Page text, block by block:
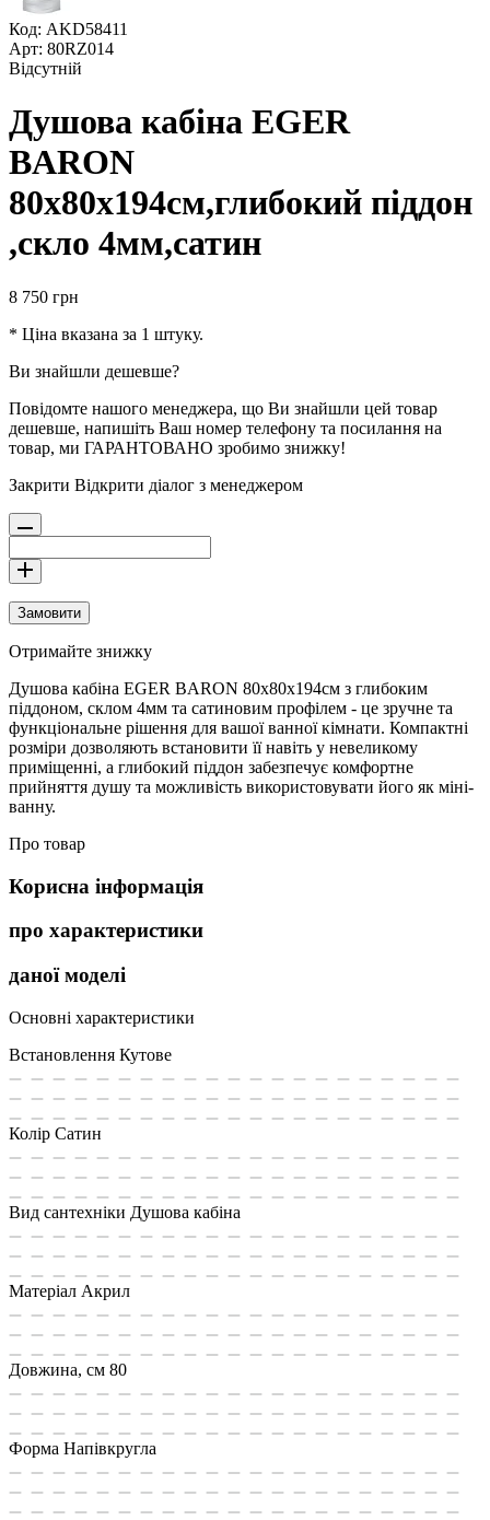
Код: AKD58411
Арт: 80RZ014
Відсутній
Душова кабіна EGER
BARON
80х80х194см,глибокий піддон
,скло 4мм,сатин
8 750 грн
* Ціна вказана за 1 штуку.
Ви знайшли дешевше?
Повідомте нашого менеджера, що Ви знайшли цей товар
дешевше, напишіть Ваш номер телефону та посилання на
товар, ми ГАРАНТОВАНО зробимо знижку!
Закрити Відкрити діалог з менеджером
Замовити
Отримайте знижку
Душова кабіна EGER BARON 80х80х194см з глибоким
піддоном, склом 4мм та сатиновим профілем - це зручне та
функціональне рішення для вашої ванної кімнати. Компактні
розміри дозволяють встановити її навіть у невеликому
приміщенні, а глибокий піддон забезпечує комфортне
прийняття душу та можливість використовувати його як міні-
ванну.
Про товар
Корисна інформація
про характеристики
даної моделі
Основні характеристики
Встановлення Кутове
Колір Сатин
Вид сантехніки Душова кабіна
Матеріал Акрил
Довжина, см 80
Форма Напівкругла